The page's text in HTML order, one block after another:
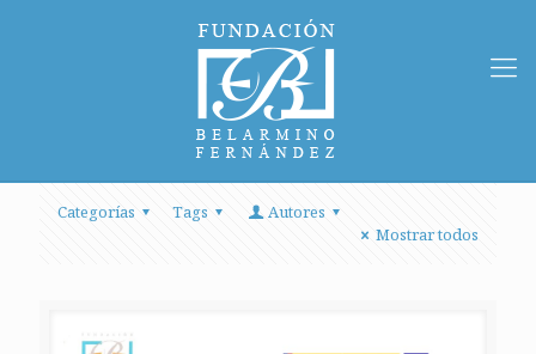
Categorías Tags
Autores
Mostrar todos